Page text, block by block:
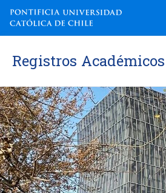
Registros Académicos